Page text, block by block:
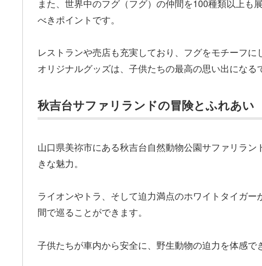
また、世界中のフグ（フグ）の仲間を100種類以上も
べきポイントです。
レストランや売店も充実しており、フグをモチーフ
オリジナルグッズは、子供たちの最高の思い出になる
秋吉台サファリランドの冒険とふれあい
山口県美祢市にある秋吉台自然動物公園サファリラ
きな魅力。
ライオンやトラ、そして迫力満点のホワイトタイガ
間で巡ることができます。
子供たちが車内から安全に、野生動物の迫力を体感で